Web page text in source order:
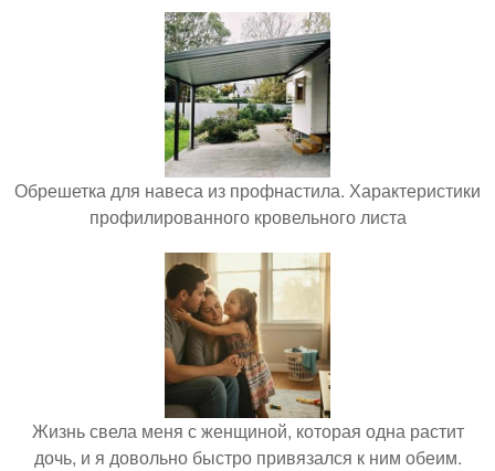
Обрешетка для навеса из профнастила. Характеристики
профилированного кровельного листа
Жизнь свела меня с женщиной, которая одна растит
дочь, и я довольно быстро привязался к ним обеим.